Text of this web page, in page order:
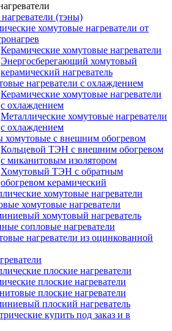
(тэны)
хомутовые нагреватели от
Керамические хомутовые нагреватели
Энергосберегающий хомутовый
керамический нагреватель
нагреватели с охлаждением
Керамические хомутовые нагреватели
с охлаждением
Металлические хомутовые нагреватели
с охлаждением
с внешним обогревом
Кольцевой ТЭН с внешним обогревом
с миканитовым изолятором
Хомутовый ТЭН с обратным
обогревом керамический
хомутовые нагреватели
хомутовые нагреватели
хомутовый нагреватель
сопловые нагреватели
нагреватели из оцинкованной
плоские нагреватели
плоские нагреватели
плоские нагреватели
плоский нагреватель
купить под заказ и в